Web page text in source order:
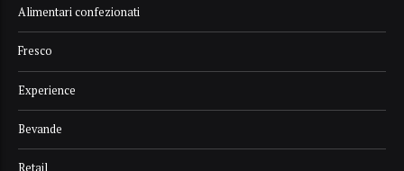
Alimentari confezionati
Fresco
Experience
Bevande
Retail